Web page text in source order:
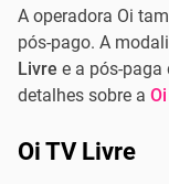
A operadora Oi
pós-pago. A
Livre e a pós-paga
detalhes sobre a
Oi TV Livre